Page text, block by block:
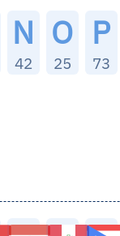
N
42
O
25
P
73